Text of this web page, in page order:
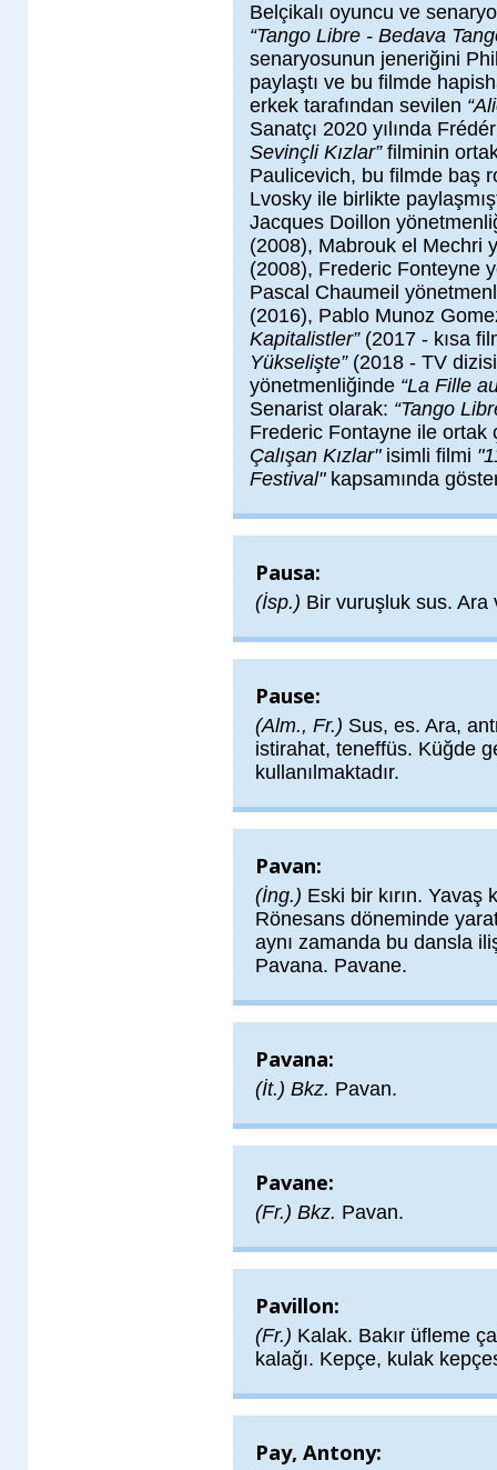
Belçikalı oyuncu ve
“Tango Libre - Bedava
senaryosunun jeneriğini
paylaştı ve bu filmde
erkek tarafından sevilen
Sanatçı 2020 yılında
Sevinçli Kızlar”filminin
Paulicevich, bu filmde baş
Lvosky ile birlikte
Jacques Doillon
(2008), Mabrouk el Mechri
(2008), Frederic Fonteyne
Pascal Chaumeil
(2016), Pablo Munoz
Kapitalistler” (2017 - kısa
Yükselişte” (2018 - TV
yönetmenliğinde “La Fille
Senarist olarak: “Tango
Frederic Fontayne ile ortak
Çalışan Kızlar" isimli filmi
Festival" kapsamında
Pausa:
(İsp.) Bir vuruşluk sus.
Pause:
(Alm., Fr.) Sus, es. Ara,
istirahat, teneffüs. Küğde
kullanılmaktadır.
Pavan:
(İng.) Eski bir kırın. Yavaş
Rönesans döneminde
aynı zamanda bu dansla
Pavana. Pavane.
Pavana:
(İt.) Bkz. Pavan.
Pavane:
(Fr.) Bkz. Pavan.
Pavillon:
(Fr.) Kalak. Bakır üfleme
kalağı. Kepçe, kulak
Pay, Antony: